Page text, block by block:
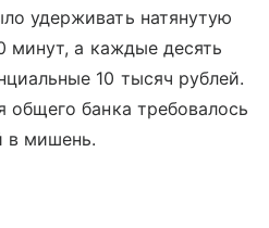
удерживать натянутую
минут, а каждые десять
10 тысяч рублей.
общего банка требовалось
в мишень.